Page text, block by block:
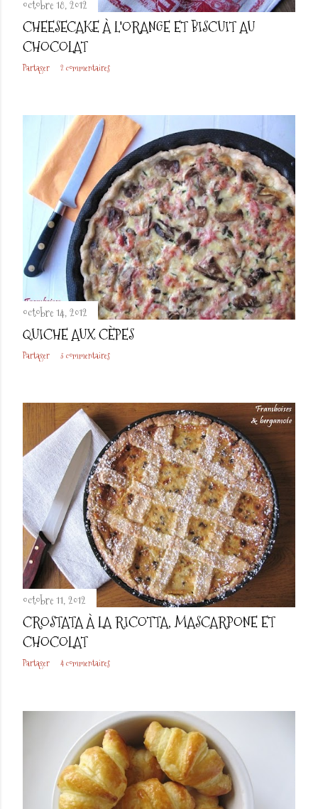
octobre 18, 2012
CHEESECAKE À L'ORANGE ET BISCUIT AU
CHOCOLAT
Partager 2 commentaires
octobre 14, 2012
QUICHE AUX CÈPES
Partager 3 commentaires
octobre 11, 2012
CROSTATA À LA RICOTTA, MASCARPONE ET
CHOCOLAT
Partager 4 commentaires